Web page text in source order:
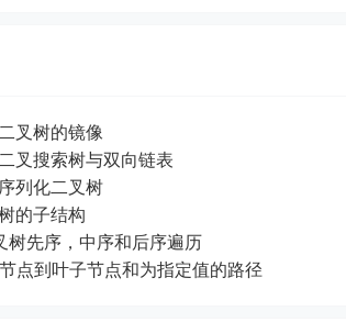
叉树的镜像
叉搜索树与双向链表
列化二叉树
的子结构
树先序，中序和后序遍历
点到叶子节点和为指定值的路径